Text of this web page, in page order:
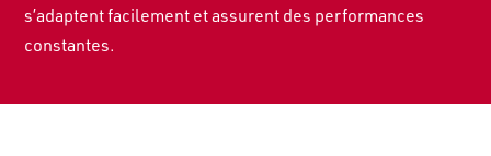
s’adaptent facilement et assurent des performances
constantes.